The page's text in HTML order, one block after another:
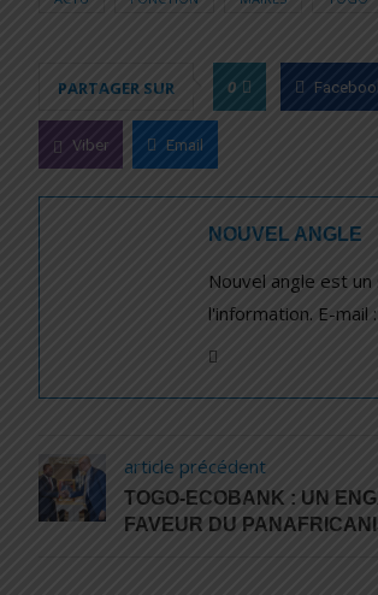
PARTAGER SUR 0
Viber Email
NOUVEL ANGLE
Nouvel angle est
l'information. E-
article précédent
TOGO-ECOBANK : UN
FAVEUR DU